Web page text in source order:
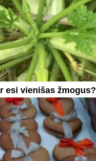
esi vienišas žmogus?